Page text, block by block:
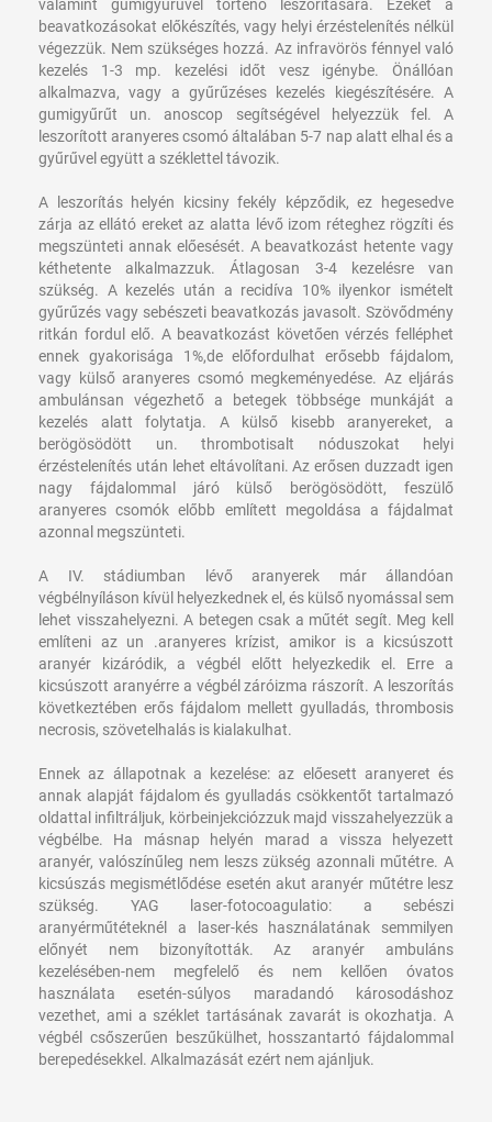
valamint gumigyűrűvel történő leszorítására. Ezeket a
beavatkozásokat előkészítés, vagy helyi érzéstelenítés nélkül
végezzük. Nem szükséges hozzá. Az infravörös fénnyel való
kezelés 1-3 mp. kezelési időt vesz igénybe. Önállóan
alkalmazva, vagy a gyűrűzéses kezelés kiegészítésére. A
gumigyűrűt un. anoscop segítségével helyezzük fel. A
leszorított aranyeres csomó általában 5-7 nap alatt elhal és a
gyűrűvel együtt a széklettel távozik.
A leszorítás helyén kicsiny fekély képződik, ez hegesedve
zárja az ellátó ereket az alatta lévő izom réteghez rögzíti és
megszünteti annak előesését. A beavatkozást hetente vagy
kéthetente alkalmazzuk. Átlagosan 3-4 kezelésre van
szükség. A kezelés után a recidíva 10% ilyenkor ismételt
gyűrűzés vagy sebészeti beavatkozás javasolt. Szövődmény
ritkán fordul elő. A beavatkozást követően vérzés felléphet
ennek gyakorisága 1%,de előfordulhat erősebb fájdalom,
vagy külső aranyeres csomó megkeményedése. Az eljárás
ambulánsan végezhető a betegek többsége munkáját a
kezelés alatt folytatja. A külső kisebb aranyereket, a
berögösödött un. thrombotisalt nóduszokat helyi
érzéstelenítés után lehet eltávolítani. Az erősen duzzadt igen
nagy fájdalommal járó külső berögösödött, feszülő
aranyeres csomók előbb említett megoldása a fájdalmat
azonnal megszünteti.
A IV. stádiumban lévő aranyerek már állandóan
végbélnyíláson kívül helyezkednek el, és külső nyomással sem
lehet visszahelyezni. A betegen csak a műtét segít. Meg kell
említeni az un .aranyeres krízist, amikor is a kicsúszott
aranyér kizáródik, a végbél előtt helyezkedik el. Erre a
kicsúszott aranyérre a végbél záróizma rászorít. A leszorítás
következtében erős fájdalom mellett gyulladás, thrombosis
necrosis, szövetelhalás is kialakulhat.
Ennek az állapotnak a kezelése: az előesett aranyeret és
annak alapját fájdalom és gyulladás csökkentőt tartalmazó
oldattal infiltráljuk, körbeinjekciózzuk majd visszahelyezzük a
végbélbe. Ha másnap helyén marad a vissza helyezett
aranyér, valószínűleg nem leszs zükség azonnali műtétre. A
kicsúszás megismétlődése esetén akut aranyér műtétre lesz
szükség. YAG laser-fotocoagulatio: a sebészi
aranyérműtéteknél a laser-kés használatának semmilyen
előnyét nem bizonyították. Az aranyér ambuláns
kezelésében-nem megfelelő és nem kellően óvatos
használata esetén-súlyos maradandó károsodáshoz
vezethet, ami a széklet tartásának zavarát is okozhatja. A
végbél csőszerűen beszűkülhet, hosszantartó fájdalommal
berepedésekkel. Alkalmazását ezért nem ajánljuk.